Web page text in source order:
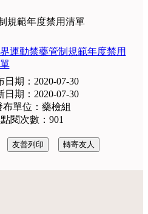
規範年度禁用清單
運動禁藥管制規範年度禁用
日期：2020-07-30
日期：2020-07-30
布單位：藥檢組
點閱次數：901